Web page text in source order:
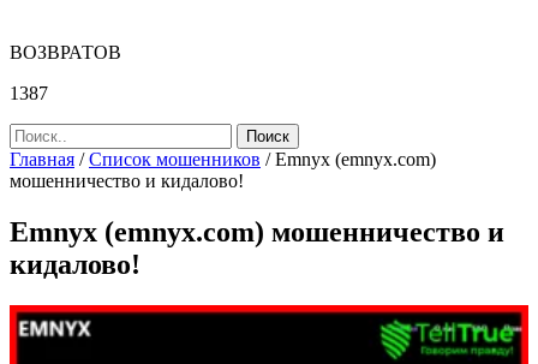
ВОЗВРАТОВ
1387
Главная /Список мошенников /Emnyx (emnyx.com)
мошенничество и кидалово!
Emnyx (emnyx.com) мошенничество и
кидалово!